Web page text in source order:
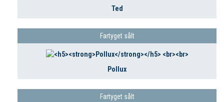
Ted
Fartyget sålt
Pollux
Fartyget sålt